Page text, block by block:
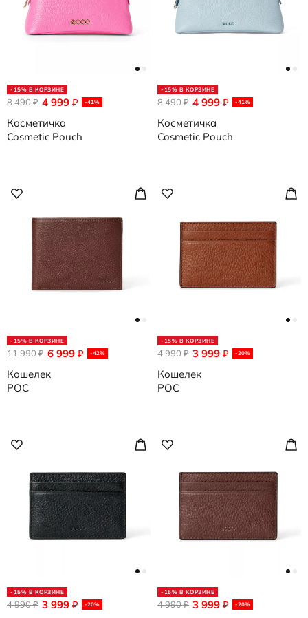
-15% В КОРЗИНЕ
4 999 ₽ -41%
8 490₽
Косметичка
Cosmetic Pouch
-15% В КОРЗИНЕ
4 999 ₽ -41%
8 490₽
Косметичка
Cosmetic Pouch
-15% В КОРЗИНЕ
6 999 ₽ -42%
11 990₽
Кошелек
POC
-15% В КОРЗИНЕ
3 999 ₽ -20%
4 990₽
Кошелек
POC
-15% В КОРЗИНЕ
3 999 ₽ -20%
4 990₽
-15% В КОРЗИНЕ
3 999 ₽ -20%
4 990₽